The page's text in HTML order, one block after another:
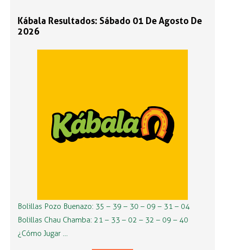
Kábala Resultados: Sábado 01 De Agosto De
2026
Bolillas Pozo Buenazo: 35 – 39 – 30 – 09 – 31 – 04
Bolillas Chau Chamba: 21 – 33 – 02 – 32 – 09 – 40
¿Cómo Jugar …